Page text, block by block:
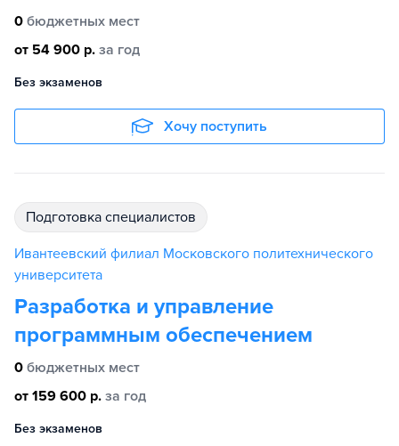
0 бюджетных мест
от 54 900 р. за год
Без экзаменов
Хочу поступить
подготовка специалистов
Ивантеевский филиал Московского политехнического
университета
Разработка и управление
программным обеспечением
0 бюджетных мест
от 159 600 р. за год
Без экзаменов